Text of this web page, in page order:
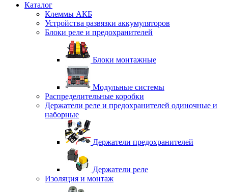
Каталог
Клеммы АКБ
Устройства развязки аккумуляторов
Блоки реле и предохранителей
Блоки монтажные
Модульные системы
Распределительные коробки
Держатели реле и предохранителей одиночные и
наборные
Держатели предохранителей
Держатели реле
Изоляция и монтаж